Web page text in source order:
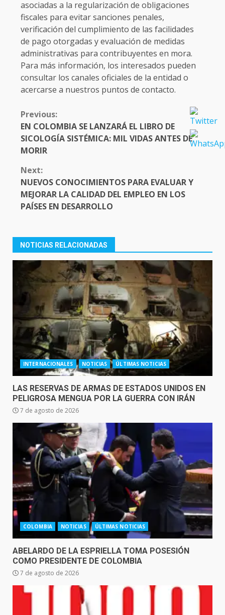
asociadas a la regularización de obligaciones
fiscales para evitar sanciones penales,
verificación del cumplimiento de las facilidades
de pago otorgadas y evaluación de medidas
administrativas para contribuyentes en mora.
Para más información, los interesados pueden
consultar los canales oficiales de la entidad o
acercarse a nuestros puntos de contacto.
CONTINUE
READING
Previous:
EN COLOMBIA SE LANZARÁ EL LIBRO DE
SICOLOGÍA SISTÉMICA: MIL VIDAS ANTES DE
MORIR
Next:
NUEVOS CONOCIMIENTOS PARA EVALUAR Y
MEJORAR LA CALIDAD DEL EMPLEO EN LOS
PAÍSES EN DESARROLLO
NOTICIAS RELACIONADAS
INTERNACIONALES NOTICIAS ÚLTIMAS NOTICIAS
LAS RESERVAS DE ARMAS DE ESTADOS UNIDOS EN
PELIGROSA MENGUA POR LA GUERRA CON IRÁN
7 de agosto de 2026
COLOMBIA NOTICIAS ÚLTIMAS NOTICIAS
ABELARDO DE LA ESPRIELLA TOMA POSESIÓN
COMO PRESIDENTE DE COLOMBIA
7 de agosto de 2026